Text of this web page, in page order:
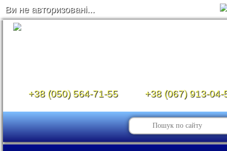
Ви не авторизовані...
+38 (050) 564-71-55 +38 (067) 913-04-